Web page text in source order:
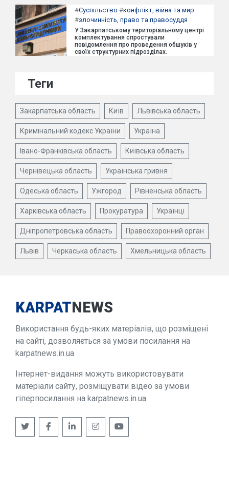
#Суспільство #конфлікт, війна та мир
#злочинність, право та правосуддя
У Закарпатському територіальному центрі
комплектування спростували
повідомлення про проведення обшуків у
своїх структурних підрозділах.
Теги
Закарпатська область Київ Львівська область
Кримінальний кодекс України Україна
Івано-Франківська область Київська область
Чернівецька область Українська гривня
Одеська область Ужгород Рівненська область
Харківська область Прокуратура Українці
Дніпропетровська область Правоохоронний орган
Львів Черкаська область Хмельницька область
KARPATNEWS
Використання будь-яких матеріалів, що розміщені
на сайті, дозволяється за умови посилання на
karpatnews.in.ua
Інтернет-видання можуть використовувати
матеріали сайту, розміщувати відео за умови
гіперпосилання на karpatnews.in.ua